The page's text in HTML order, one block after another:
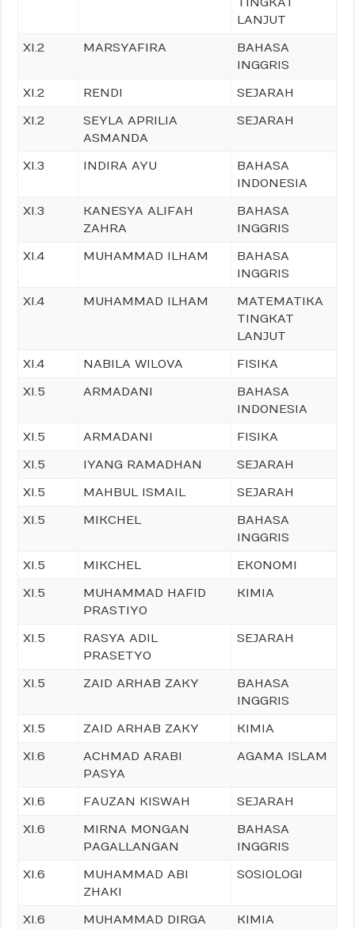
LANJUT
XI.2
MARSYAFIRA
BAHASA
INGGRIS
XI.2
RENDI
SEJARAH
XI.2
SEYLA APRILIA
ASMANDA
SEJARAH
XI.3 INDIRA AYU
BAHASA
INDONESIA
XI.3
KANESYA ALIFAH
ZAHRA
BAHASA
INGGRIS
XI.4
MUHAMMAD ILHAM
BAHASA
INGGRIS
XI.4
MUHAMMAD ILHAM
MATEMATIKA
TINGKAT
LANJUT
XI.4
NABILA WILOVA
FISIKA
XI.5
ARMADANI
BAHASA
INDONESIA
XI.5
ARMADANI
FISIKA
XI.5
IYANG RAMADHAN
SEJARAH
XI.5
MAHBUL ISMAIL
SEJARAH
XI.5
MIKCHEL
BAHASA
INGGRIS
XI.5
MIKCHEL
EKONOMI
XI.5
MUHAMMAD HAFID
PRASTIYO
KIMIA
XI.5
RASYA ADIL
PRASETYO
SEJARAH
XI.5 ZAID ARHAB ZAKY
BAHASA
INGGRIS
XI.5
ZAID ARHAB ZAKY
KIMIA
XI.6
ACHMAD ARABI
PASYA
AGAMA ISLAM
XI.6 FAUZAN KISWAH
SEJARAH
XI.6
MIRNA MONGAN
PAGALLANGAN
BAHASA
INGGRIS
XI.6
MUHAMMAD ABI
ZHAKI
SOSIOLOGI
XI.6
MUHAMMAD DIRGA
KIMIA